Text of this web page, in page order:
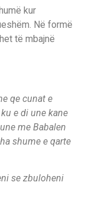
kur
Në formë
të mbajnë
qe cunat e
e di une kane
me Babalen
shume e qarte
se zbuloheni